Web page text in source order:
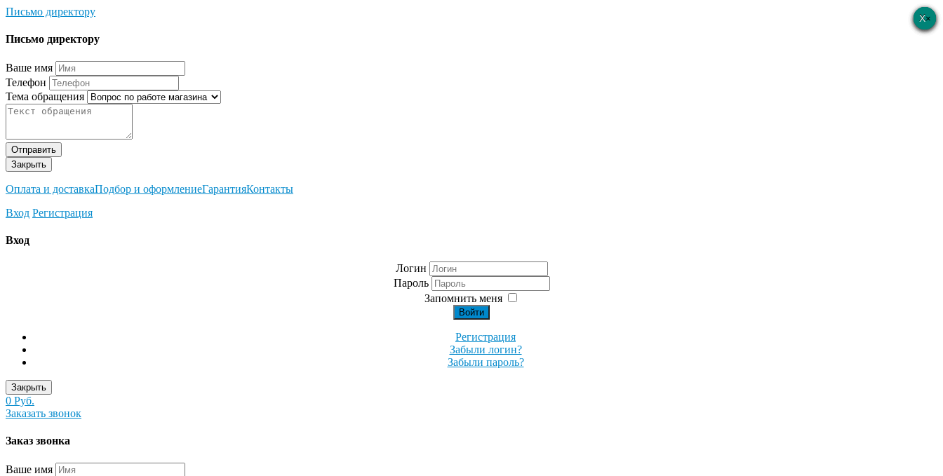
Письмо директору
×
Письмо директору
Ваше имя
Телефон
Тема обращения
Отправить
Закрыть
Оплата и доставкаПодбор и оформлениеГарантияКонтакты
Вход Регистрация
×
Вход
Логин
Пароль
Запомнить меня
Войти
Регистрация
Забыли логин?
Забыли пароль?
Закрыть
0 Руб.
Заказать звонок
×
Заказ звонка
Ваше имя
×
×